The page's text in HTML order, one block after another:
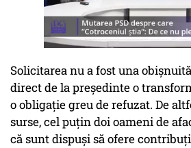
Solicitarea nu a fost una
direct de la președinte o
o obligație greu de refuzat. De
surse, cel puțin doi oameni de
că sunt dispuși să ofere